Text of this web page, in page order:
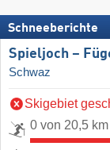
Schneeberichte
Spieljoch –
Schwaz
Skigebiet
0 von 20,5